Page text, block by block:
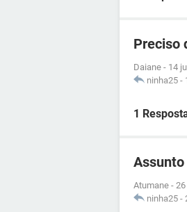
Preciso
Daiane - 14
ninha25 -
1
Assunto
Atumane -
ninha25 -